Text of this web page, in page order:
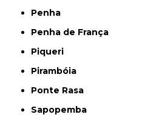
Penha
Penha de França
Piqueri
Pirambóia
Ponte Rasa
Sapopemba